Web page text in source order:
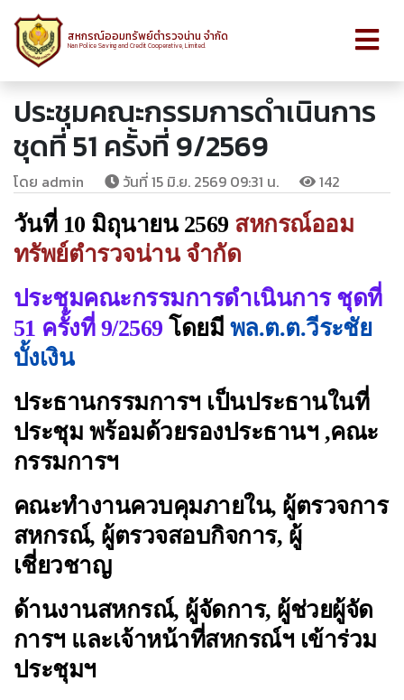
สหกรณ์ออมทรัพย์ตำรวจน่าน จำกัด
Nan Police Saving and Credit Cooperative, Limited.
ประชุมคณะกรรมการดำเนินการ
ชุดที่ 51 ครั้งที่ 9/2569
โดย admin วันที่ 15 มิ.ย. 2569 09:31 น. 142
วันที่ 10 มิถุนายน 2569 สหกรณ์ออม
ทรัพย์ตำรวจน่าน จำกัด
ประชุมคณะกรรมการดำเนินการ ชุดที่
51 ครั้งที่ 9/2569 โดยมี พล.ต.ต.วีระชัย
บั้งเงิน
ประธานกรรมการฯ เป็นประธานในที่
ประชุม พร้อมด้วยรองประธานฯ ,คณะ
กรรมการฯ
คณะทำงานควบคุมภายใน, ผู้ตรวจการ
สหกรณ์, ผู้ตรวจสอบกิจการ, ผู้
เชี่ยวชาญ
ด้านงานสหกรณ์, ผู้จัดการ, ผู้ช่วยผู้จัด
การฯ และเจ้าหน้าที่สหกรณ์ฯ เข้าร่วม
ประชุมฯ